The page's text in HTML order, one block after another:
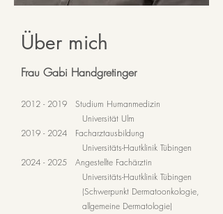
Über mich
Frau Gabi Handgretinger
2012 - 2019 Studium Humanmedizin
Universität Ulm
2019 - 2024 Facharztausbildung
Universitäts-Hautklinik Tübingen
2024 - 2025 Angestellte Fachärztin
Universitäts-Hautklinik Tübingen
(Schwerpunkt Dermatoonkologie,
allgemeine Dermatologie)